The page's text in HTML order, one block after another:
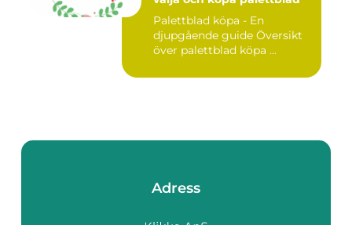
Palettblad köpa - En
djupgående guide Översikt
över palettblad köpa ...
Adress